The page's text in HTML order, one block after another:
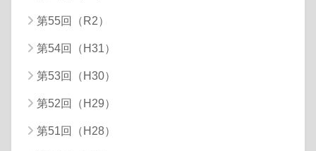
第55回（R2）
第54回（H31）
第53回（H30）
第52回（H29）
第51回（H28）